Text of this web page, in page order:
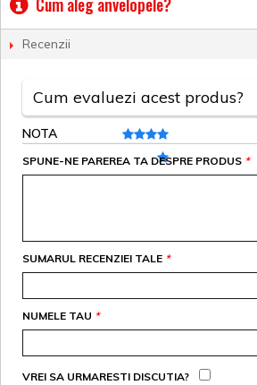
Recenzii
Cum evaluezi acest produs?
NOTA
*
SPUNE-NE PAREREA TA DESPRE PRODUS
*
SUMARUL RECENZIEI TALE
*
NUMELE TAU
VREI SA URMARESTI DISCUTIA?